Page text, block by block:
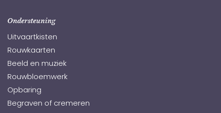
Ondersteuning
Uitvaartkisten
Rouwkaarten
Beeld en muziek
Rouwbloemwerk
Opbaring
Begraven of cremeren